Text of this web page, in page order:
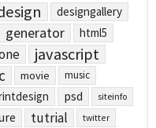
designgallery
generator html5
javascript
movie music
psd siteinfo
tutrial twitter